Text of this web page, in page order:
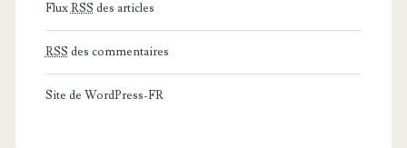
FluxRSS des articles
RSS des commentaires
Site de WordPress-FR